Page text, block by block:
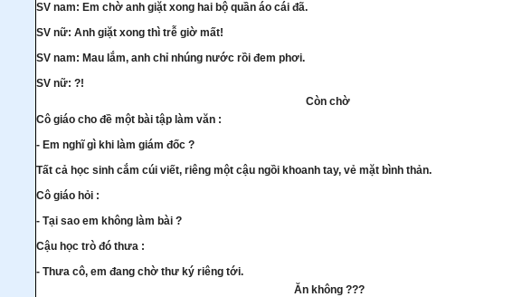
SV nam: Em chờ anh giặt xong hai bộ quần áo cái đã.
SV nữ: Anh giặt xong thì trễ giờ mất!
SV nam: Mau lắm, anh chỉ nhúng nước rồi đem phơi.
SV nữ: ?!
Còn chờ
Cô giáo cho đề một bài tập làm văn :
- Em nghĩ gì khi làm giám đốc ?
Tất cả học sinh cắm cúi viết, riêng một cậu ngồi khoanh tay, vẻ mặt bình thản.
Cô giáo hỏi :
- Tại sao em không làm bài ?
Cậu học trò đó thưa :
- Thưa cô, em đang chờ thư ký riêng tới.
Ăn không ???